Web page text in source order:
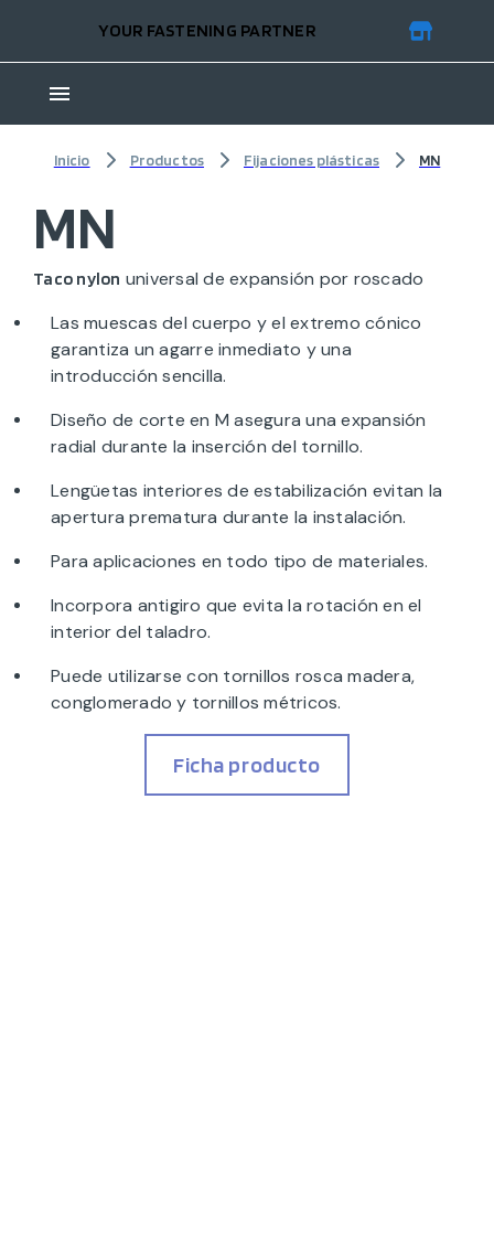
YOUR FASTENING PARTNER
Inicio Productos Fijaciones plásticas MN
MN
Taco nylon universal de expansión por roscado
Las muescas del cuerpo y el extremo cónico
garantiza un agarre inmediato y una
introducción sencilla.
Diseño de corte en M asegura una expansión
radial durante la inserción del tornillo.
Lengüetas interiores de estabilización evitan la
apertura prematura durante la instalación.
Para aplicaciones en todo tipo de materiales.
Incorpora antigiro que evita la rotación en el
interior del taladro.
Puede utilizarse con tornillos rosca madera,
conglomerado y tornillos métricos.
Ficha producto